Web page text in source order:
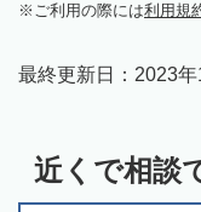
ご利用の際には利用規
最終更新日： 2023年
近くで相談